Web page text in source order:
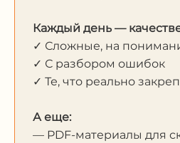
Каждый день —
✓ Сложные, на
✓ С разбором ошибок
✓ Те, что реально
А еще:
— PDF-материалы для